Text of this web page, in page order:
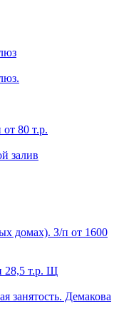
80 т.р.
залив
домах). З/п от 1600
28,5 т.р. Щ
занятость. Демакова